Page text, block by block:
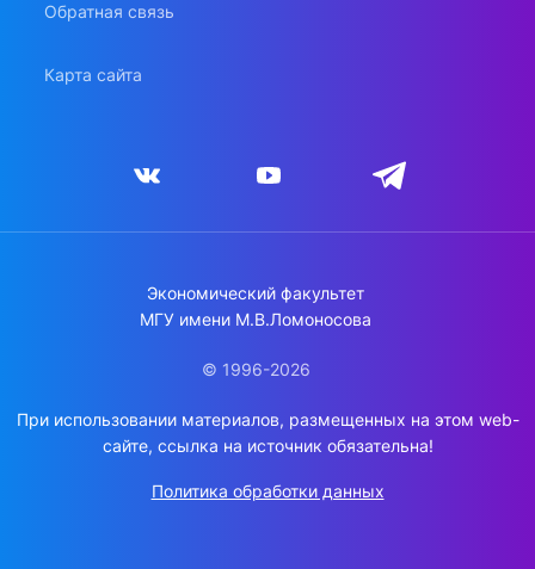
Обратная связь
Карта сайта
Экономический факультет
МГУ имени М.В.Ломоносова
© 1996-2026
При использовании материалов, размещенных на этом web-
сайте, ссылка на источник обязательна!
Политика обработки данных